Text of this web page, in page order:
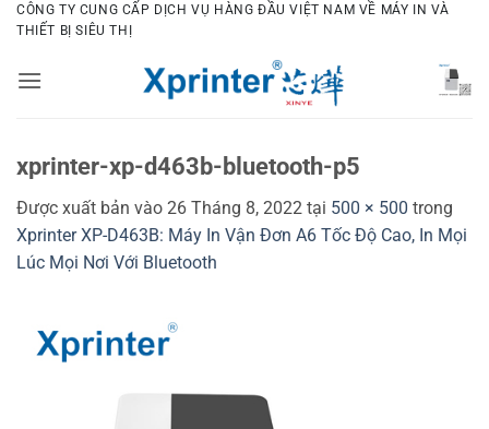
Bỏ
qua
dung
CÔNG TY CUNG CẤP DỊCH VỤ HÀNG ĐẦU VIỆT NAM VỀ MÁY IN VÀ
THIẾT BỊ SIÊU THỊ
xprinter-xp-d463b-bluetooth-p5
Được xuất bản vào 26 Tháng 8, 2022 tại 500 × 500 trong
Xprinter XP-D463B: Máy In Vận Đơn A6 Tốc Độ Cao, In Mọi
Lúc Mọi Nơi Với Bluetooth